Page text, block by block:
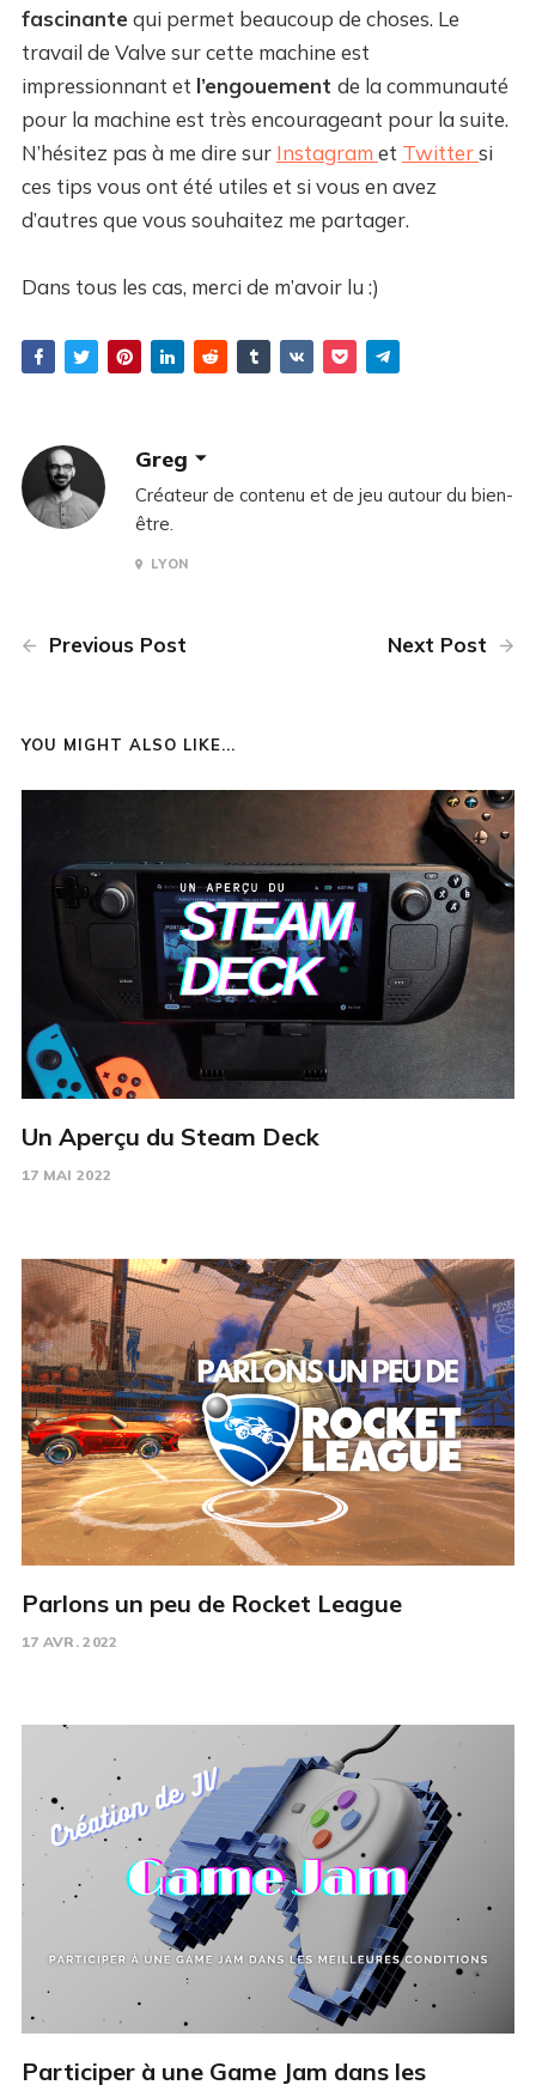
fascinantequi permet beaucoup de choses. Le
travail de Valve sur cette machine est
impressionnant et l’engouement de la communauté
pour la machine est très encourageant pour la suite.
N’hésitez pas à me dire sur Instagram et Twittersi
ces tips vous ont été utiles et si vous en avez
d’autres que vous souhaitez me partager.
Dans tous les cas, merci de m’avoir lu :)
Greg
Créateur de contenu et de jeu autour du bien-
être.
LYON
Previous Post Next Post
YOU MIGHT ALSO LIKE...
Un Aperçu du Steam Deck
17 MAI 2022
Parlons un peu de Rocket League
17 AVR. 2022
Participer à une Game Jam dans les